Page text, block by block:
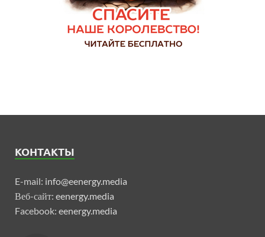
КОНТАКТЫ
E-mail: info@eenergy.media
Веб-сайт: eenergy.media
Facebook: eenergy.media